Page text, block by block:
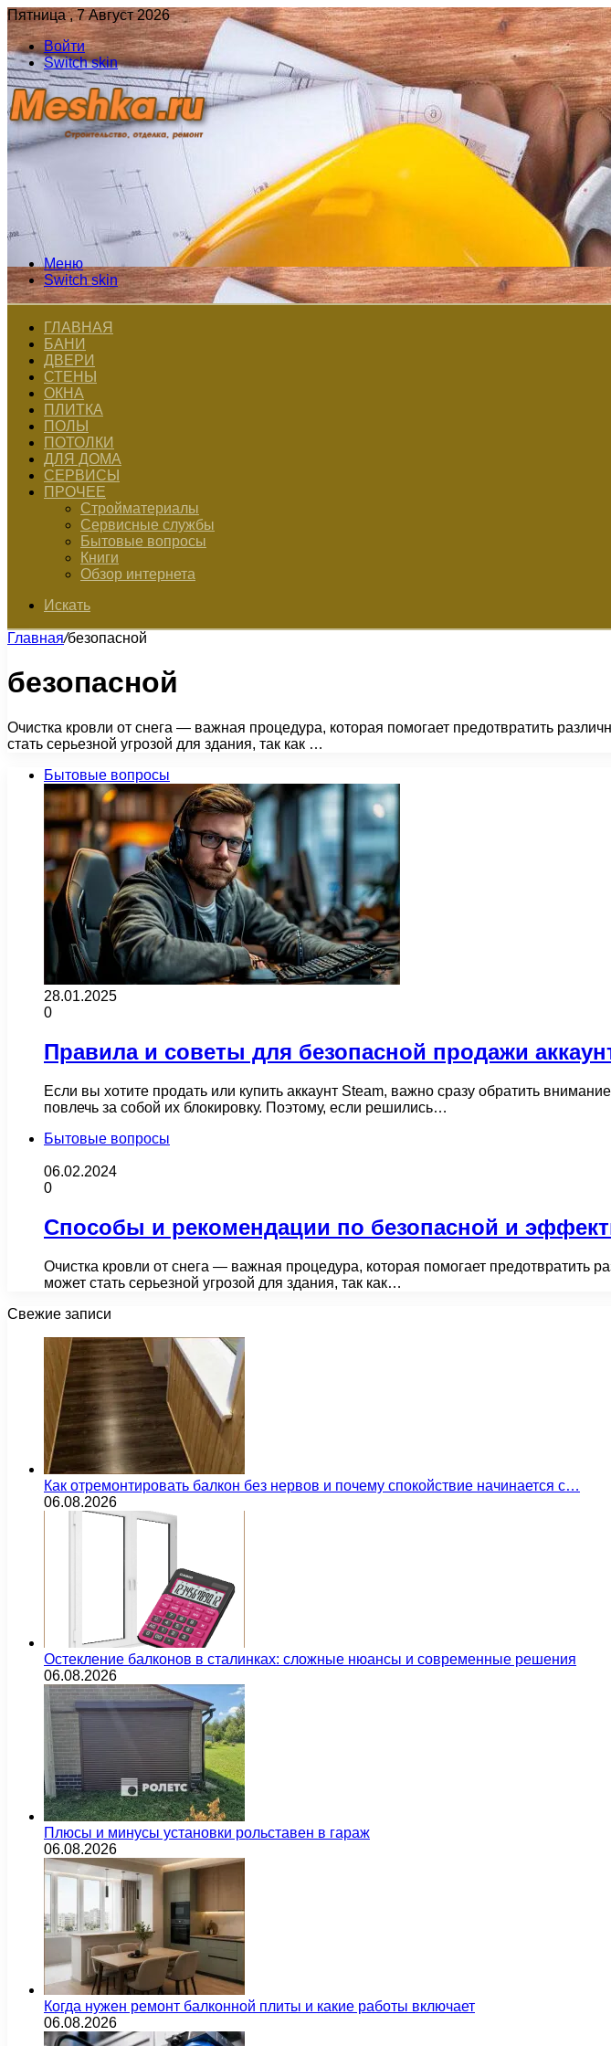
Пятница , 7 Август 2026
Войти
Switch skin
Меню
Switch skin
ГЛАВНАЯ
БАНИ
ДВЕРИ
СТЕНЫ
ОКНА
ПЛИТКА
ПОЛЫ
ПОТОЛКИ
ДЛЯ ДОМА
СЕРВИСЫ
ПРОЧЕЕ
Стройматериалы
Сервисные службы
Бытовые вопросы
Книги
Обзор интернета
Искать
Главная/безопасной
безопасной
Очистка кровли от снега — важная процедура, которая помогает предотвратить
стать серьезной угрозой для здания, так как …
Бытовые вопросы
28.01.2025
0
Правила и советы для безопасной продажи
Если вы хотите продать или купить аккаунт Steam, важно сразу обратить
повлечь за собой их блокировку. Поэтому, если решились…
Бытовые вопросы
06.02.2024
0
Способы и рекомендации по безопасной и
Очистка кровли от снега — важная процедура, которая помогает
может стать серьезной угрозой для здания, так как…
Свежие записи
Как отремонтировать балкон без нервов и почему спокойствие начинается с…
06.08.2026
Остекление балконов в сталинках: сложные нюансы и современные решения
06.08.2026
Плюсы и минусы установки рольставен в гараж
06.08.2026
Когда нужен ремонт балконной плиты и какие работы включает
06.08.2026